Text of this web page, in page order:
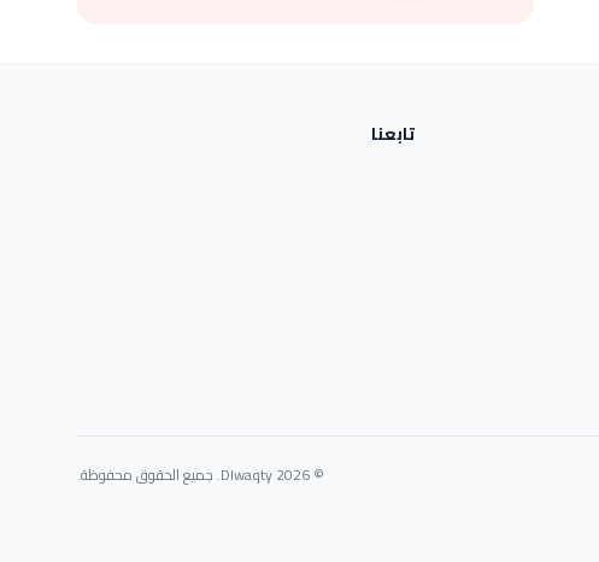
تابعنا
© 2026 Dlwaqty. جميع الحقوق محفوظة.